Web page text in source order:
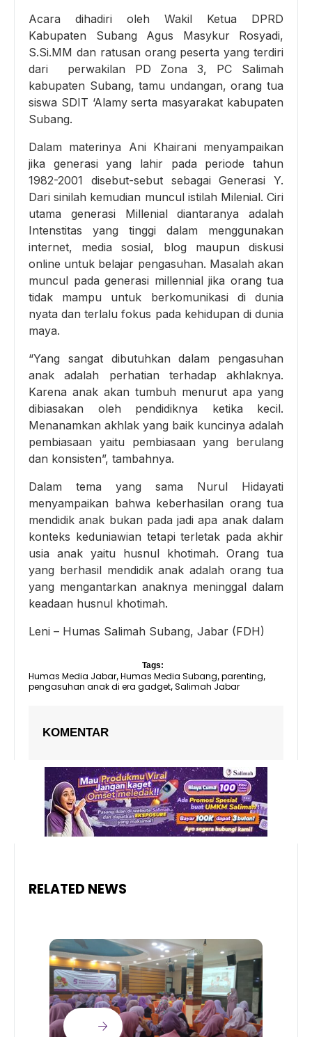
Acara dihadiri oleh Wakil Ketua DPRD
Kabupaten Subang Agus Masykur Rosyadi,
S.Si.MM dan ratusan orang peserta yang terdiri
dari perwakilan PD Zona 3, PC Salimah
kabupaten Subang, tamu undangan, orang tua
siswa SDIT ‘Alamy serta masyarakat kabupaten
Subang.
Dalam materinya Ani Khairani menyampaikan
jika generasi yang lahir pada periode tahun
1982-2001 disebut-sebut sebagai Generasi Y.
Dari sinilah kemudian muncul istilah Milenial. Ciri
utama generasi Millenial diantaranya adalah
Intenstitas yang tinggi dalam menggunakan
internet, media sosial, blog maupun diskusi
online untuk belajar pengasuhan. Masalah akan
muncul pada generasi millennial jika orang tua
tidak mampu untuk berkomunikasi di dunia
nyata dan terlalu fokus pada kehidupan di dunia
maya.
“Yang sangat dibutuhkan dalam pengasuhan
anak adalah perhatian terhadap akhlaknya.
Karena anak akan tumbuh menurut apa yang
dibiasakan oleh pendidiknya ketika kecil.
Menanamkan akhlak yang baik kuncinya adalah
pembiasaan yaitu pembiasaan yang berulang
dan konsisten”, tambahnya.
Dalam tema yang sama Nurul Hidayati
menyampaikan bahwa keberhasilan orang tua
mendidik anak bukan pada jadi apa anak dalam
konteks keduniawian tetapi terletak pada akhir
usia anak yaitu husnul khotimah. Orang tua
yang berhasil mendidik anak adalah orang tua
yang mengantarkan anaknya meninggal dalam
keadaan husnul khotimah.
Leni – Humas Salimah Subang, Jabar (FDH)
Tags:
Humas Media Jabar, Humas Media Subang, parenting,
pengasuhan anak di era gadget, Salimah Jabar
KOMENTAR
RELATED NEWS